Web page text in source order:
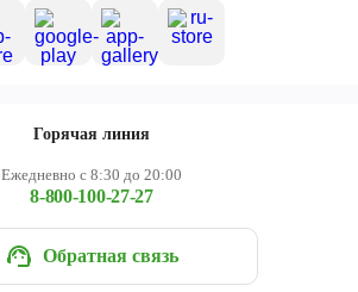
Горячая линия
Ежедневно с 8:30 до 20:00
8-800-100-27-27
Обратная связь